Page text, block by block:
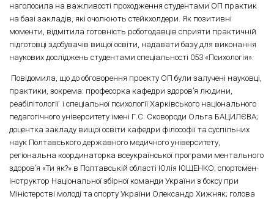
наголосила на важливості проходження студентами ОП практик
на базі закладів, які очолюють стейкхолдери. Як позитивні
моменти, відмітила готовність роботодавців сприяти практичній
підготовці здобувачів вищої освіти, надавати базу для виконання
наукових досліджень студентами спеціальності 053 «Психологія».
Повідомила, що до обговорення проєкту ОП були залучені науковці,
практики, зокрема: професорка кафедри здоровʼя людини,
реабілітології і спеціальної психології Харківського національного
педагогічного університету імені Г.С. Сковороди Ольга БАЦИЛЄВА;
доцентка закладу вищої освіти кафедри філософії та суспільних
наук Полтавського державного медичного університету,
регіональна координаторка всеукраїнської програми ментального
здоров’я «Ти як?» в Полтавській області Юлія ЮЩЕНКО; спортсмен-
інструктор Національної збірної команди України з боксу при
Міністерстві молоді та спорту України Олександр Хижняк; голова